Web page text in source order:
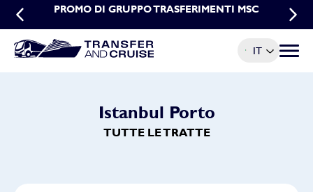
PROMO DI GRUPPO TRASFERIMENTI MSC
PROMO PRENOTAZIONI ANTICIPATE
IT Menu
Istanbul Porto
TUTTE LE TRATTE